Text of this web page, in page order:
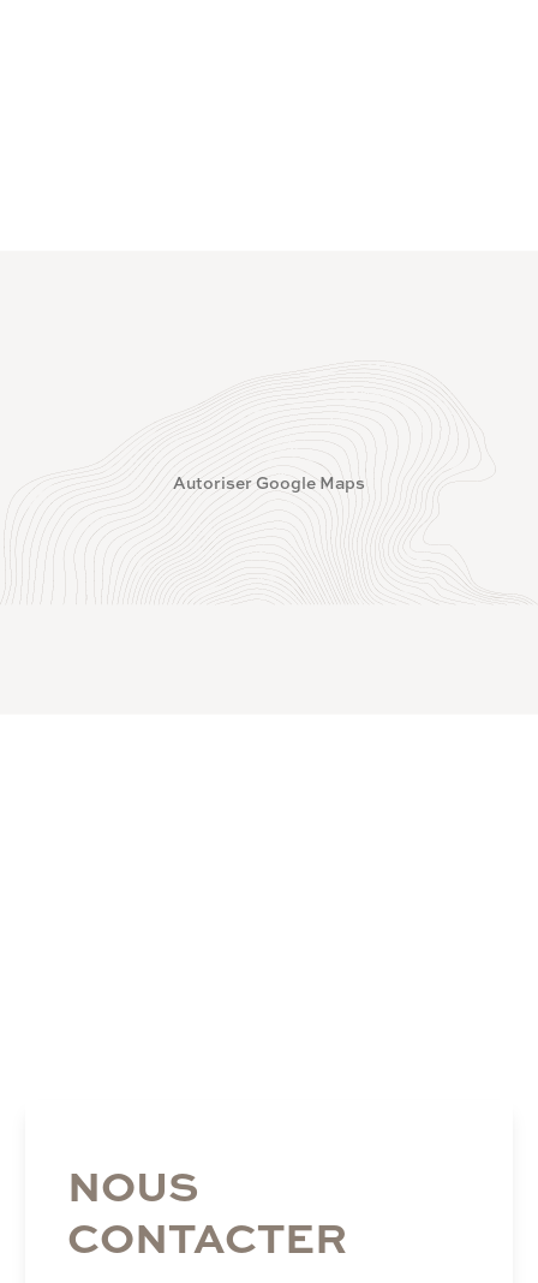
Autoriser Google Maps
NOUS
CONTACTER